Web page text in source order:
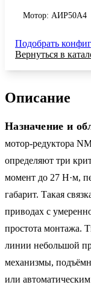
Мотор: АИР50A4
Подобрать
Вернуться в
Описание
Назначение и
мотор-редуктора
определяют три
момент до 27 Н·м,
габарит. Такая
приводах с
простота монтажа.
линии небольшой
механизмы,
или